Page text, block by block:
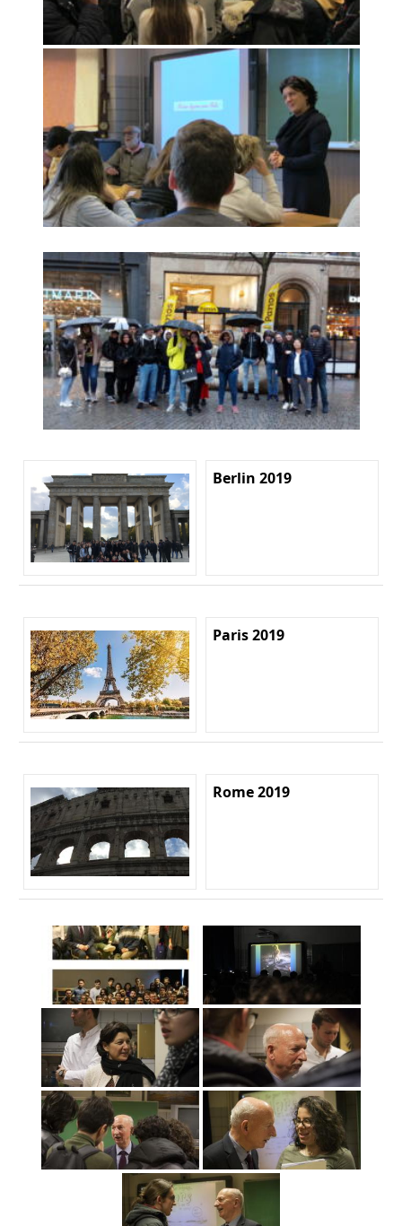
Berlin 2019
Paris 2019
Rome 2019